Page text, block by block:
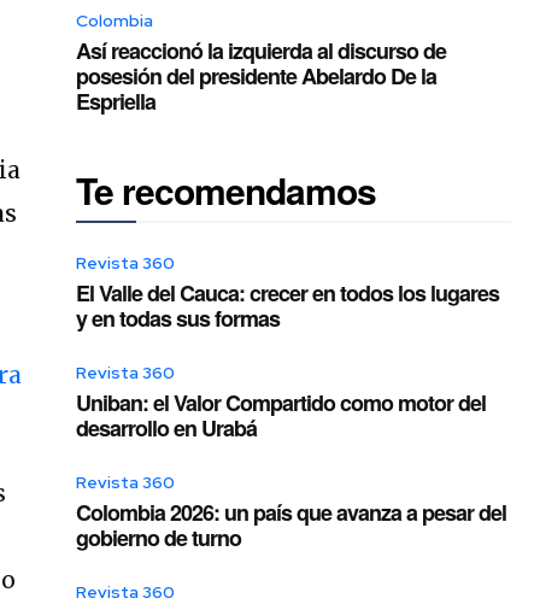
Colombia
Así reaccionó la izquierda al discurso de
posesión del presidente Abelardo De la
Espriella
Te recomendamos
Revista 360
El Valle del Cauca: crecer en todos los lugares
y en todas sus formas
Revista 360
Uniban: el Valor Compartido como motor del
desarrollo en Urabá
Revista 360
Colombia 2026: un país que avanza a pesar del
gobierno de turno
Revista 360